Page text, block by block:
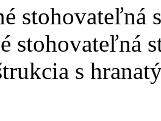
stohovateľná
stohovateľná
s